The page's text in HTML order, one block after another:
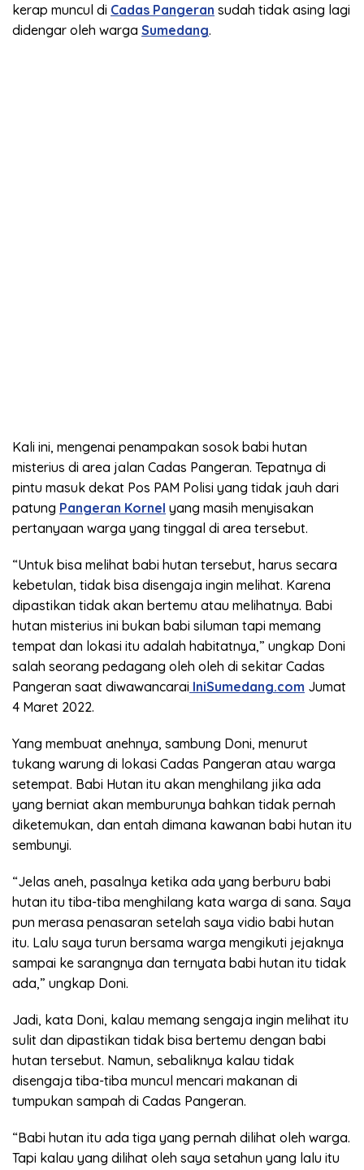
kerap muncul di Cadas Pangeran sudah tidak asing lagi
didengar oleh warga Sumedang.
Kali ini, mengenai penampakan sosok babi hutan
misterius di area jalan Cadas Pangeran. Tepatnya di
pintu masuk dekat Pos PAM Polisi yang tidak jauh dari
patung Pangeran Kornel yang masih menyisakan
pertanyaan warga yang tinggal di area tersebut.
“Untuk bisa melihat babi hutan tersebut, harus secara
kebetulan, tidak bisa disengaja ingin melihat. Karena
dipastikan tidak akan bertemu atau melihatnya. Babi
hutan misterius ini bukan babi siluman tapi memang
tempat dan lokasi itu adalah habitatnya,” ungkap Doni
salah seorang pedagang oleh oleh di sekitar Cadas
Pangeran saat diwawancarai IniSumedang.com Jumat
4 Maret 2022.
Yang membuat anehnya, sambung Doni, menurut
tukang warung di lokasi Cadas Pangeran atau warga
setempat. Babi Hutan itu akan menghilang jika ada
yang berniat akan memburunya bahkan tidak pernah
diketemukan, dan entah dimana kawanan babi hutan itu
sembunyi.
“Jelas aneh, pasalnya ketika ada yang berburu babi
hutan itu tiba-tiba menghilang kata warga di sana. Saya
pun merasa penasaran setelah saya vidio babi hutan
itu. Lalu saya turun bersama warga mengikuti jejaknya
sampai ke sarangnya dan ternyata babi hutan itu tidak
ada,” ungkap Doni.
Jadi, kata Doni, kalau memang sengaja ingin melihat itu
sulit dan dipastikan tidak bisa bertemu dengan babi
hutan tersebut. Namun, sebaliknya kalau tidak
disengaja tiba-tiba muncul mencari makanan di
tumpukan sampah di Cadas Pangeran.
“Babi hutan itu ada tiga yang pernah dilihat oleh warga.
Tapi kalau yang dilihat oleh saya setahun yang lalu itu